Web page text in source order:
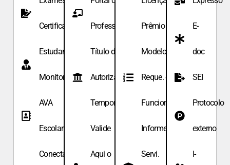
Certificação
Estudante
Monitor
AVA
Escolar
Conecta
Professor
Título de
Autoriza.
Temporária
Valide
Aqui o
Prêmio
Modelo de
Reque. de
Funcionário
Informe
Servi.
E-
doc
SEI
Protocolo
externo
I-